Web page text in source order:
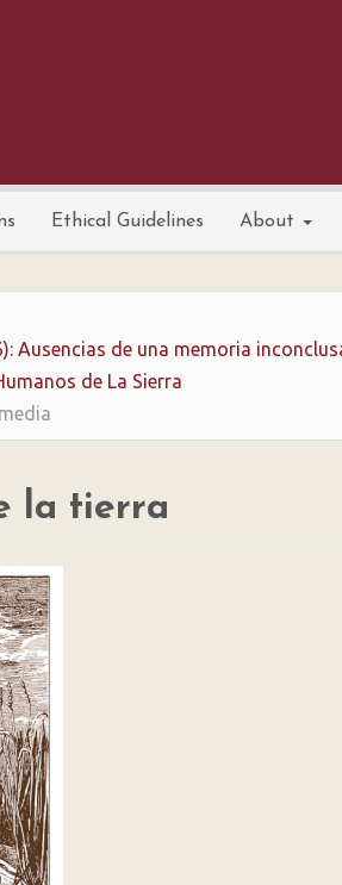
Ethical Guidelines About
Ausencias de una memoria
de La Sierra
la tierra